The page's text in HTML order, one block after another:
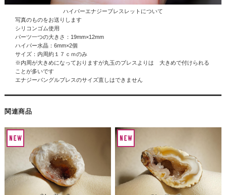
ハイパーエナジーブレスレットについて
写真のものをお送りします
シリコンゴム使用
パーツ一つの大きさ：19mm×12mm
ハイパー水晶 ：6mm×2個
サイズ：内周約１７ｃｍのみ
※内周が大きめになっておりますが丸玉のブレスよりは 大きめで付けられる
ことが多いです
エナジーバングルブレスのサイズ直しはできません
関連商品